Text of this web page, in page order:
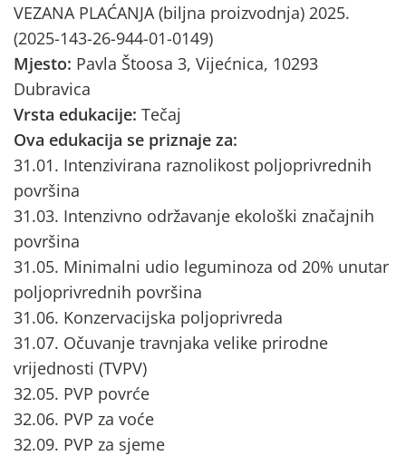
VEZANA PLAĆANJA (biljna proizvodnja) 2025.
(2025-143-26-944-01-0149)
Mjesto: Pavla Štoosa 3, Vijećnica, 10293
Dubravica
Vrsta edukacije: Tečaj
Ova edukacija se priznaje za:
31.01. Intenzivirana raznolikost poljoprivrednih
površina
31.03. Intenzivno održavanje ekološki značajnih
površina
31.05. Minimalni udio leguminoza od 20% unutar
poljoprivrednih površina
31.06. Konzervacijska poljoprivreda
31.07. Očuvanje travnjaka velike prirodne
vrijednosti (TVPV)
32.05. PVP povrće
32.06. PVP za voće
32.09. PVP za sjeme